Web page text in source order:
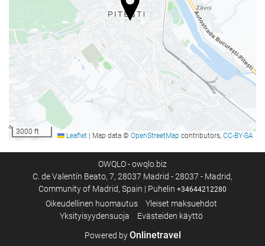
Wi-Fi saatavilla kaikissa tiloissa
Ilmainen Wi-Fi
Internet
Autoparkki
Autoparkki
Ilmainen pysäköinti
Yksityinen pysäköinti
Vastaanottopalvelut
Matkatavarasäilytys
Kassakaappi
3000 ft Leaflet Map data © OpenStreetMap contributors, CC-BY-SA
OWQLO - owqlo.biz
C. de Valentín Beato, 7, 28037 Madrid - 28037 - Madrid,
Community of Madrid, Spain | Puhelin +34644212280
Oikeudellinen huomautus
Yleiset maksuehdot
Yksityisyydensuoja
Evästeiden käyttö
Powered byOnlinetravel